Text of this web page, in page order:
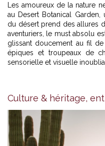
Les amoureux de la nature
au Desert Botanical
du désert prend des allures
aventuriers, le must absolu
glissant doucement au fil de
épiques et troupeaux de
sensorielle et visuelle
Culture & héritage,